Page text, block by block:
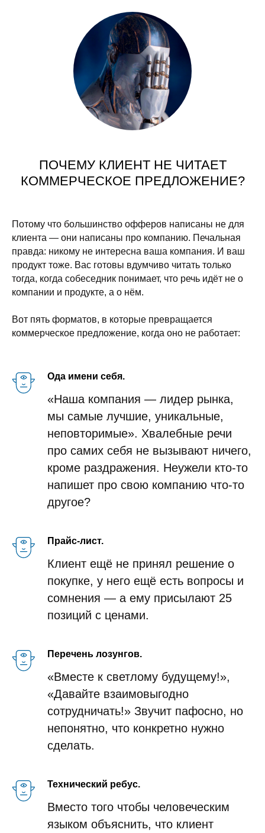
ПОЧЕМУ КЛИЕНТ НЕ ЧИТАЕТ
КОММЕРЧЕСКОЕ ПРЕДЛОЖЕНИЕ?
Потому что большинство офферов написаны не для
клиента — они написаны про компанию. Печальная
правда: никому не интересна ваша компания. И ваш
продукт тоже. Вас готовы вдумчиво читать только
тогда, когда собеседник понимает, что речь идёт не о
компании и продукте, а о нём.
Вот пять форматов, в которые превращается
коммерческое предложение, когда оно не работает:
Ода имени себя.
«Наша компания — лидер рынка,
мы самые лучшие, уникальные,
неповторимые». Хвалебные речи
про самих себя не вызывают ничего,
кроме раздражения. Неужели кто-то
напишет про свою компанию что-то
другое?
Прайс-лист.
Клиент ещё не принял решение о
покупке, у него ещё есть вопросы и
сомнения — а ему присылают 25
позиций с ценами.
Перечень лозунгов.
«Вместе к светлому будущему!»,
«Давайте взаимовыгодно
сотрудничать!» Звучит пафосно, но
непонятно, что конкретно нужно
сделать.
Технический ребус.
Вместо того чтобы человеческим
языком объяснить, что клиент